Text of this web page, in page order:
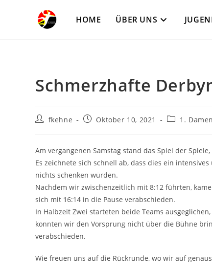
HOME ÜBER UNS
Schmerzhafte
Beitrags-
fkehne
BeitragOktober 10, 2021
Beitrags-
1. Damen
Am vergangenen Samstag stand das Spiel der
Es zeichnete sich schnell ab, dass dies ein
nichts schenken würden.
Nachdem wir zwischenzeitlich mit 8:12 führten,
sich mit 16:14 in die Pause verabschieden.
In Halbzeit Zwei starteten beide Teams
konnten wir den Vorsprung nicht über die Bühne
verabschieden.
Wie freuen uns auf die Rückrunde, wo wir auf